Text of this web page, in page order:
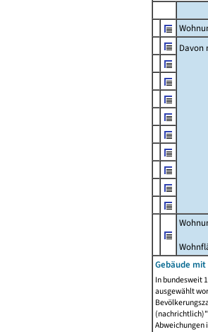
Davon
Gebäude
In bundesweit
ausgewählt
Abweichungen